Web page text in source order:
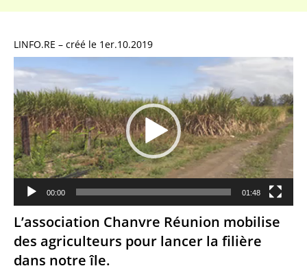
LINFO.RE – créé le 1er.10.2019
Lecteur
vidéo
00:00 01:48
L’association Chanvre Réunion mobilise
des agriculteurs pour lancer la filière
dans notre île.